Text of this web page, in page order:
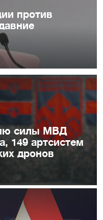
против
силы МВД
149 артсистем
дронов